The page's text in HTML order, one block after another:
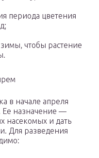
периода цветения
чтобы растение
в начале апреля
Ее назначение —
насекомых и дать
Для разведения